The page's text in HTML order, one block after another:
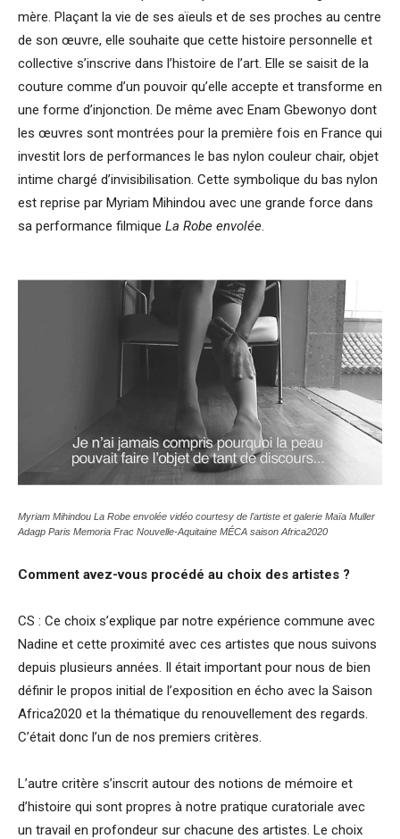
mère. Plaçant la vie de ses aïeuls et de ses proches au centre
de son œuvre, elle souhaite que cette histoire personnelle et
collective s’inscrive dans l’histoire de l’art. Elle se saisit de la
couture comme d’un pouvoir qu’elle accepte et transforme en
une forme d’injonction. De même avec Enam Gbewonyo dont
les œuvres sont montrées pour la première fois en France qui
investit lors de performances le bas nylon couleur chair, objet
intime chargé d’invisibilisation. Cette symbolique du bas nylon
est reprise par Myriam Mihindou avec une grande force dans
sa performance filmique La Robe envolée.
Myriam Mihindou La Robe envolée vidéo courtesy de l’artiste et galerie Maïa Muller
Adagp Paris Memoria Frac Nouvelle-Aquitaine MÉCA saison Africa2020
Comment avez-vous procédé au choix des artistes ?
CS : Ce choix s’explique par notre expérience commune avec
Nadine et cette proximité avec ces artistes que nous suivons
depuis plusieurs années. Il était important pour nous de bien
définir le propos initial de l’exposition en écho avec la Saison
Africa2020 et la thématique du renouvellement des regards.
C’était donc l’un de nos premiers critères.
L’autre critère s’inscrit autour des notions de mémoire et
d’histoire qui sont propres à notre pratique curatoriale avec
un travail en profondeur sur chacune des artistes. Le choix